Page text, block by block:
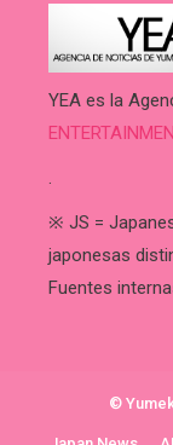
YEA es la
.
※ JS =
japonesas
Fuentes
©